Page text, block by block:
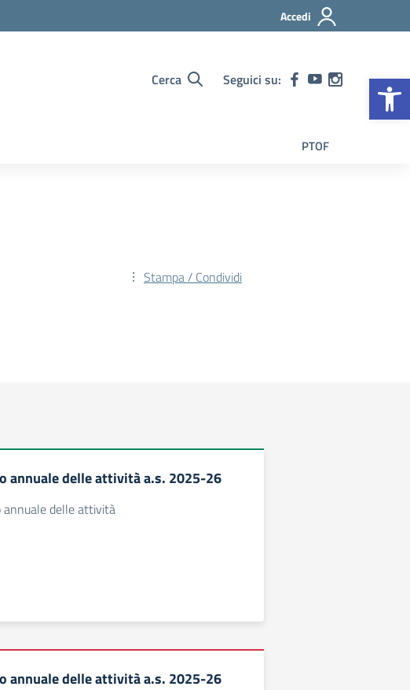
Accedi
Cerca Seguici su:
PTOF
Stampa / Condividi
annuale delle attività a.s. 2025-26
annuale delle attività
annuale delle attività a.s. 2025-26